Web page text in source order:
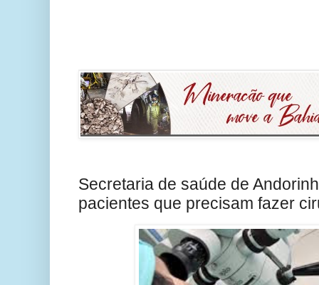
Secretaria de saúde de
pacientes que precisam fazer